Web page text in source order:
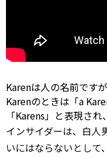
Karenは人の名前です
Karenのときは「a
「Karens」と表現さ
インサイダーは、白人
いにはならないとして